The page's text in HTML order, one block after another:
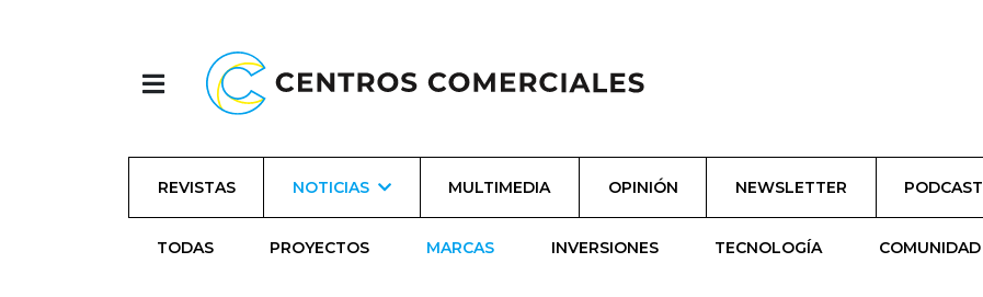
REVISTAS NOTICIAS MULTIMEDIA OPINIÓN NEWSLETTER PODCAST
TODAS PROYECTOS MARCAS INVERSIONES TECNOLOGÍA COMUNIDAD